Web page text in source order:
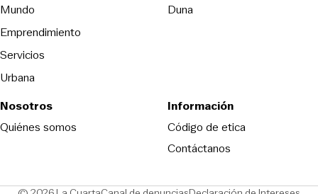
Mundo
Emprendimiento
Servicios
Urbana
DunaOpens in new window
Nosotros
Quiénes somos
Información
Código de eticaOpens in new
Contáctanos